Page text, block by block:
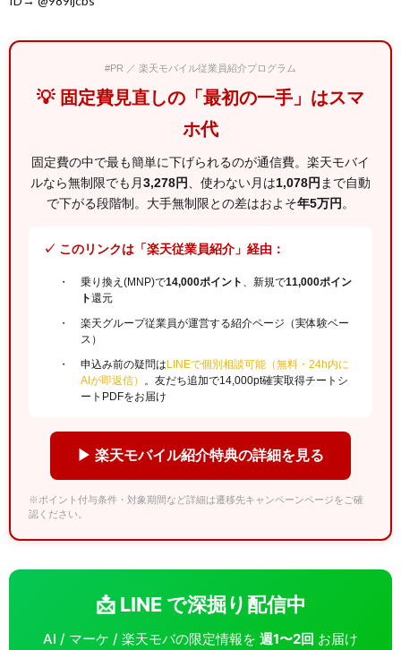
#PR ／ 楽天モバイル従業員紹介プログラム
💡 固定費見直しの「最初の一手」はスマ
ホ代
固定費の中で最も簡単に下げられるのが通信費。楽天モバイ
ルなら無制限でも月3,278円 、使わない月は1,078円 まで自動
で下がる段階制。大手無制限との差はおよそ年5万円。
✓ このリンクは「楽天従業員紹介」経由：
乗り換え(MNP)で14,000ポイント 、新規で11,000ポイン
ト還元
楽天グループ従業員が運営する紹介ページ（実体験ベー
ス）
申込み前の疑問はLINEで個別相談可能（無料・24h内に
AIが即返信）
。友だち追加で14,000pt確実取得チートシ
ートPDFをお届け
▶ 楽天モバイル紹介特典の詳細を見る
※ポイント付与条件・対象期間など詳細は遷移先キャンペーンページをご確
認ください。
📩 LINE で深掘り配信中
AI / マーケ / 楽天モバの限定情報を 週1〜2回 お届け